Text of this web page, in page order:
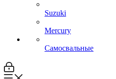
Suzuki
Mercury
Самосвальные